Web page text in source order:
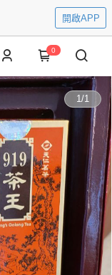
開啟APP
0
1/1